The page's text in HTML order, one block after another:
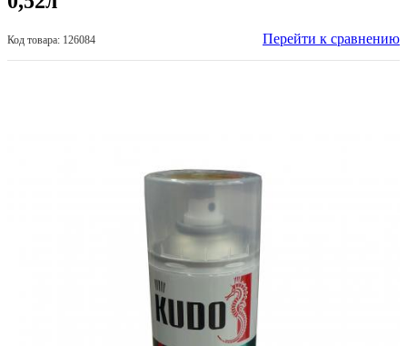
Код товара: 126084 Перейти к сравнению